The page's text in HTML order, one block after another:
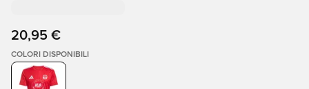
20,95 €
COLORI DISPONIBILI